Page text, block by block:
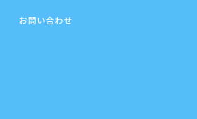
お問い合わせ